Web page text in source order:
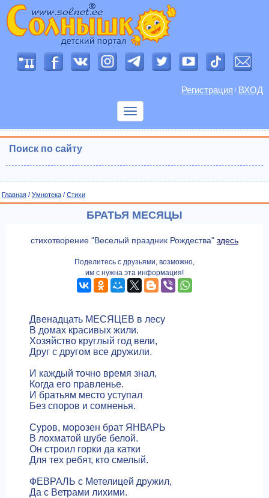
Регистрация / ВХОД
Показать
Поиск по сайту
Главная / Умнотека / Cтихи
БРАТЬЯ МЕСЯЦЫ
стихотворение "Веселый праздник Рождества" здесь
Поделитесь с друзьями, возможно,
им с нужна эта информация!
Двенадцать МЕСЯЦЕВ в лесу
В домах красивых жили.
Хозяйство круглый год вели,
Друг с другом все дружили.
И каждый точно время знал,
Когда его правленье.
И братьям место уступал
Без споров и сомненья.
Суров, морозен брат ЯНВАРЬ
В лохматой шубе белой.
Он строил горки да катки
Для тех ребят, кто смелый.
ФЕВРАЛЬ с Метелицей дружил,
Да с Ветрами лихими.